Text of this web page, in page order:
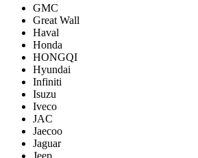
GMC
Great Wall
Haval
Honda
HONGQI
Hyundai
Infiniti
Isuzu
Iveco
JAC
Jaecoo
Jaguar
Jeep